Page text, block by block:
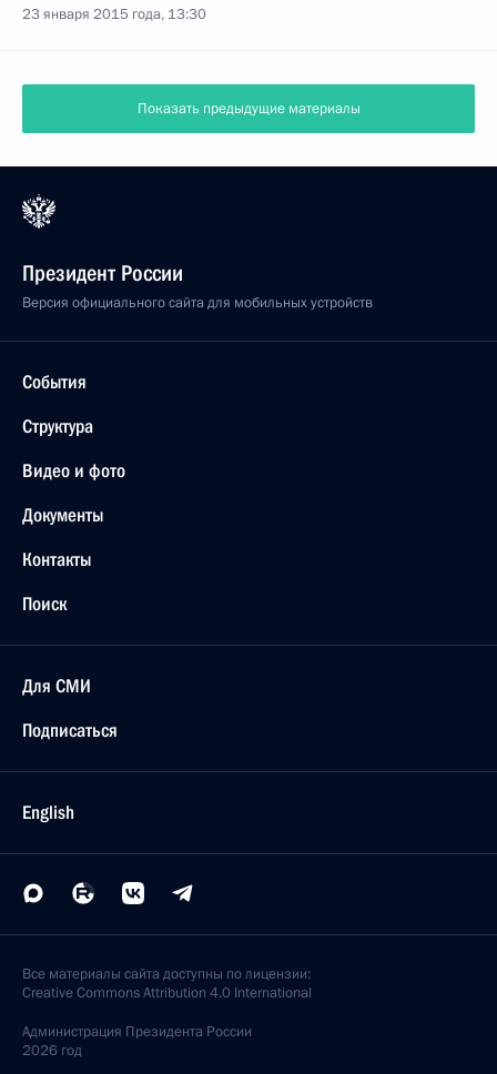
23 января 2015 года, 13:30
Показать предыдущие материалы
Президент России
Версия официального сайта для мобильных устройств
События
Структура
Видео и фото
Документы
Контакты
Поиск
Для СМИ
Подписаться
English
Все материалы сайта доступны по лицензии:
Creative Commons Attribution 4.0 International
Администрация Президента России
2026 год